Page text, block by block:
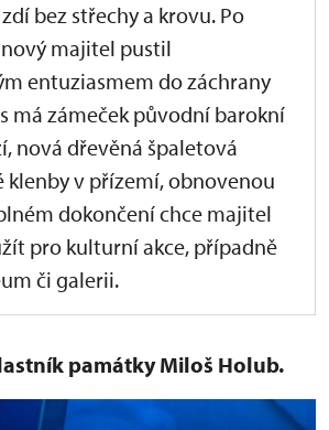
bez střechy a krovu. Po
nový majitel pustil
entuziasmem do záchrany
má zámeček původní barokní
nová dřevěná špaletová
klenby v přízemí, obnovenou
dokončení chce majitel
pro kulturní akce, případně
či galerii.
památky Miloš Holub.